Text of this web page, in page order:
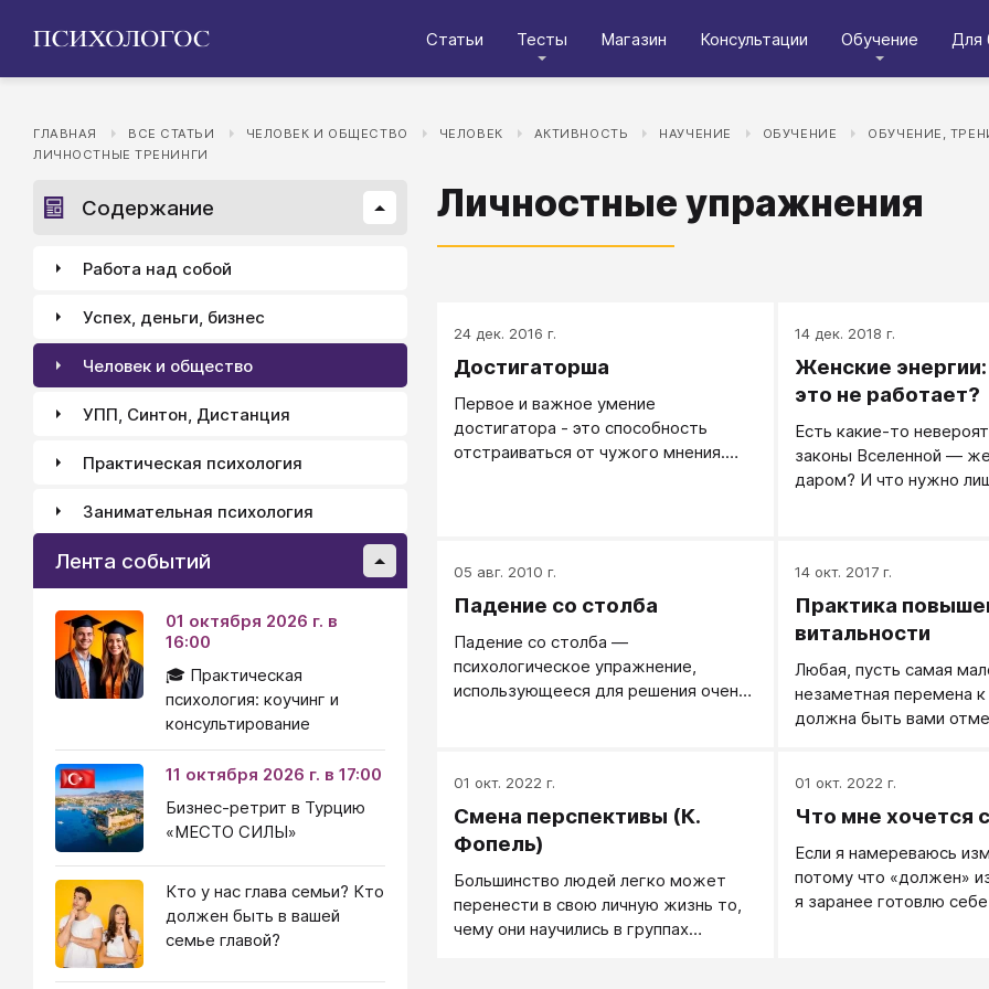
Статьи Тесты Магазин Консультации Обучение Для
ГЛАВНАЯ ВСЕ СТАТЬИ ЧЕЛОВЕК И ОБЩЕСТВО ЧЕЛОВЕК АКТИВНОСТЬ НАУЧЕНИЕ ОБУЧЕНИЕ ОБУЧЕНИЕ,
ЛИЧНОСТНЫЕ ТРЕНИНГИ
Личностные упражнения
24 дек. 2016 г.
Достигаторша
Первое и важное умение
достигатора - это способность
отстраиваться от чужого мнения.
обязательно должен быть - должны
быть ваши собственные ценности,
ваше собственное понимание жизни
и следование вашим собственным
целям, вашим собственным
решениям. Эта способность дает
своей жизни, а не следствием, дает
возможность обдуманного
проактивного поведения.
14 дек. 2018 г.
Женские
это не работает?
Есть какие-то
законы Вселенной —
даром? И что нужно
05 авг. 2010 г.
Падение со столба
Падение со столба —
психологическое упражнение,
использующееся для решения очень
14 окт. 2017 г.
Практика
витальности
Любая, пусть самая
незаметная перемена
должна быть вами
01 окт. 2022 г.
Смена перспективы (К.
Фопель)
Большинство людей легко может
перенести в свою личную жизнь то,
чему они научились в группах
01 окт. 2022 г.
Что мне хочется
Если я намереваюсь
потому что «должен»
я заранее готовлю
Содержание
Работа над собой
Успех, деньги, бизнес
Человек и общество
УПП, Синтон, Дистанция
Практическая психология
Занимательная психология
Лента событий
01 октября 2026 г. в
16:00
🎓 Практическая
психология: коучинг и
консультирование
11 октября 2026 г. в 17:00
Бизнес-ретрит в Турцию
«МЕСТО СИЛЫ»
Кто у нас глава семьи? Кто
должен быть в вашей
семье главой?